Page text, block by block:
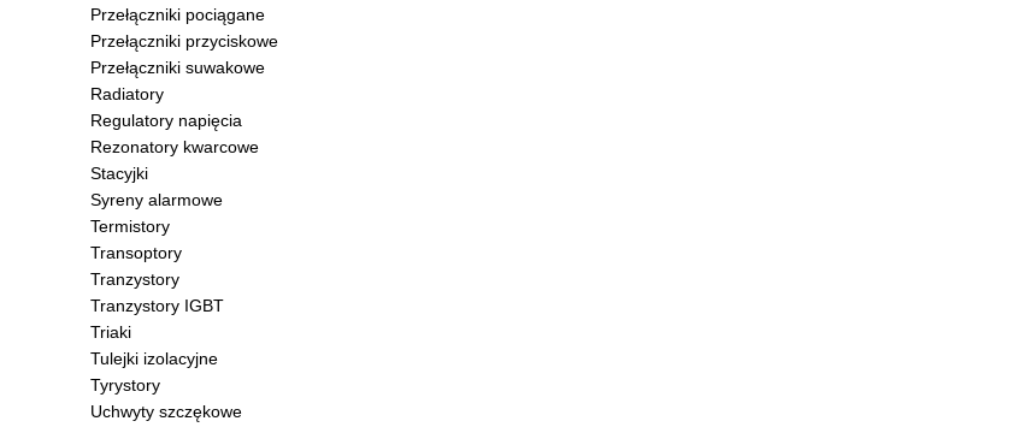
Przełączniki pociągane
Przełączniki przyciskowe
Przełączniki suwakowe
Radiatory
Regulatory napięcia
Rezonatory kwarcowe
Stacyjki
Syreny alarmowe
Termistory
Transoptory
Tranzystory
Tranzystory IGBT
Triaki
Tulejki izolacyjne
Tyrystory
Uchwyty szczękowe